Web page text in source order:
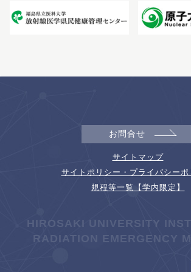
お問合せ
サイトマップ
サイトポリシー・プライバシーポ
規程等一覧【学内限定】
HIROSAKI UNIVERSITY
RADIATION EMERGENCY